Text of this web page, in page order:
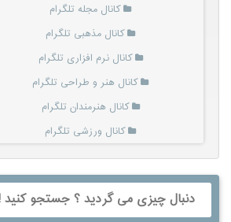
کانال مجله تلگرام
کانال مذهبی تلگرام
کانال نرم افزاری تلگرام
کانال هنر و طراحی تلگرام
کانال هنرمندان تلگرام
کانال ورزشی تلگرام